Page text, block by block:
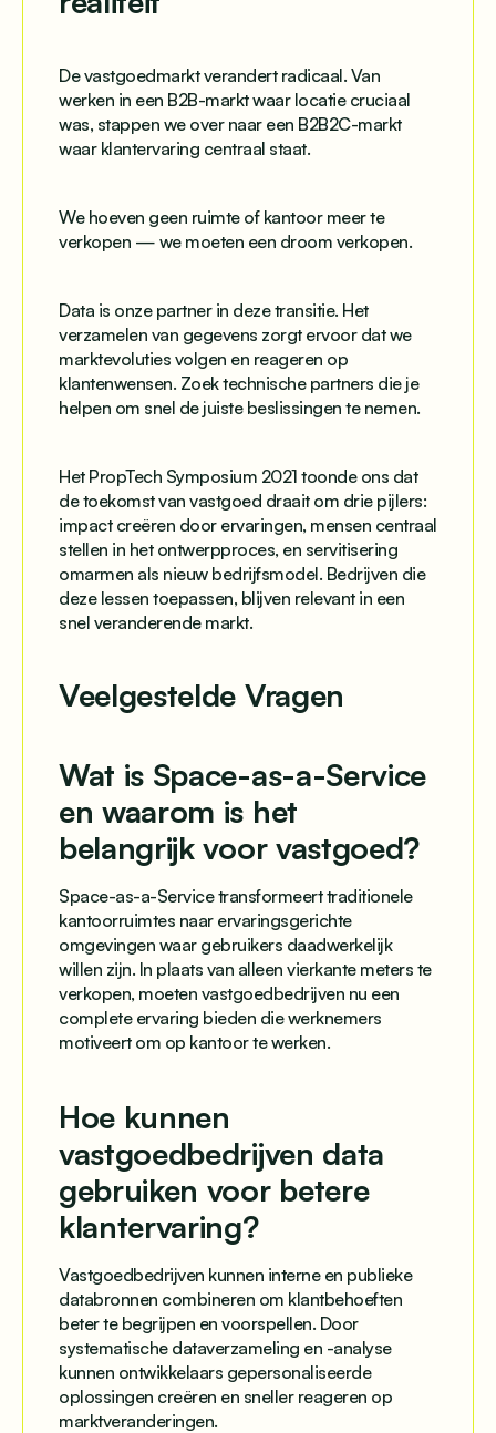
De vastgoedmarkt verandert radicaal. Van
werken in een B2B-markt waar locatie cruciaal
was, stappen we over naar een B2B2C-markt
waar klantervaring centraal staat.
We hoeven geen ruimte of kantoor meer te
verkopen — we moeten een droom verkopen.
Data is onze partner in deze transitie. Het
verzamelen van gegevens zorgt ervoor dat we
marktevoluties volgen en reageren op
klantenwensen. Zoek technische partners die je
helpen om snel de juiste beslissingen te nemen.
Het PropTech Symposium 2021 toonde ons dat
de toekomst van vastgoed draait om drie pijlers:
impact creëren door ervaringen, mensen centraal
stellen in het ontwerpproces, en servitisering
omarmen als nieuw bedrijfsmodel. Bedrijven die
deze lessen toepassen, blijven relevant in een
snel veranderende markt.
Veelgestelde Vragen
Wat is Space-as-a-Service
en waarom is het
belangrijk voor vastgoed?
Space-as-a-Service transformeert traditionele
kantoorruimtes naar ervaringsgerichte
omgevingen waar gebruikers daadwerkelijk
willen zijn. In plaats van alleen vierkante meters te
verkopen, moeten vastgoedbedrijven nu een
complete ervaring bieden die werknemers
motiveert om op kantoor te werken.
Hoe kunnen
vastgoedbedrijven data
gebruiken voor betere
klantervaring?
Vastgoedbedrijven kunnen interne en publieke
databronnen combineren om klantbehoeften
beter te begrijpen en voorspellen. Door
systematische dataverzameling en -analyse
kunnen ontwikkelaars gepersonaliseerde
oplossingen creëren en sneller reageren op
marktveranderingen.